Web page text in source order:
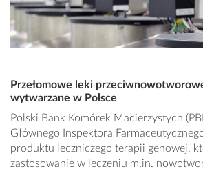
Przełomowe leki
wytwarzane w Polsce
Polski Bank Komórek Macierzystych
Głównego Inspektora
produktu leczniczego terapii genowej,
zastosowanie w leczeniu m.in.